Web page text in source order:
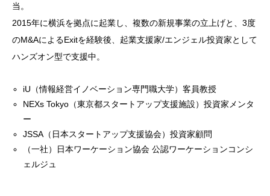
当。
2015年に横浜を拠点に起業し、複数の新規事業の立上げと、3度
のM&AによるExitを経験後、起業支援家/エンジェル投資家として
ハンズオン型で支援中。
iU（情報経営イノベーション専門職大学）客員教授
NEXs Tokyo（東京都スタートアップ支援施設）投資家メンタ
ー
JSSA（日本スタートアップ支援協会）投資家顧問
（一社）日本ワーケーション協会 公認ワーケーションコンシ
ェルジュ